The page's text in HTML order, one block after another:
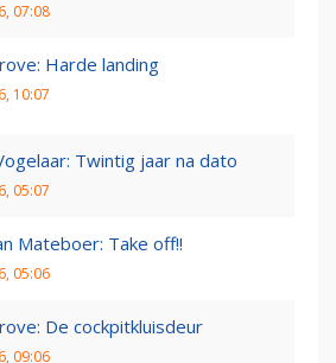
07:08
Harde landing
10:07
Twintig jaar na dato
05:07
Mateboer: Take off!!
05:06
De cockpitkluisdeur
09:06